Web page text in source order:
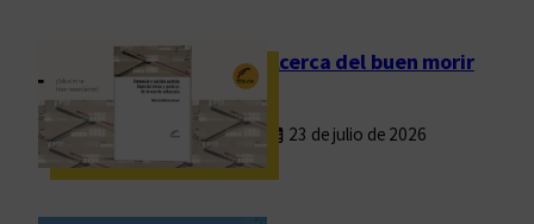
Acerca del buen morir
23 de julio de 2026